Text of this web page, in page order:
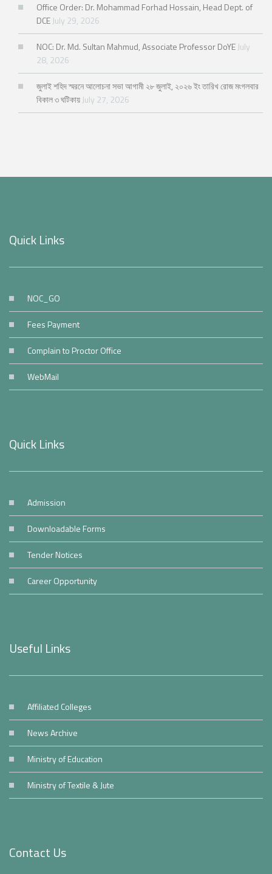
Office Order: Dr. Mohammad Forhad Hossain, Head Dept. of
DCE July 29, 2026
NOC: Dr. Md. Sultan Mahmud, Associate Professor DoYE July
28, 2026
জুলাই শহিদ স্মরনে আলোচনা সভা আগামী ২৮ জুলাই, ২০২৬ ইং তারিখ রোজ মংগলবার
বিকাল ৩ ঘটিকায় July 27, 2026
Quick Links
NOC_GO
Fees Payment
Complain to Proctor Office
WebMail
Quick Links
Admission
Downloadable Forms
Tender Notices
Career Opportunity
Useful Links
Affiliated Colleges
News Archive
Ministry of Education
Ministry of Textile & Jute
Contact Us